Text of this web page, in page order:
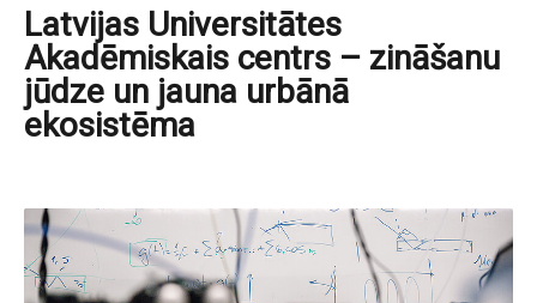
Latvijas Universitātes
Akadēmiskais centrs – zināšanu
jūdze un jauna urbānā
ekosistēma